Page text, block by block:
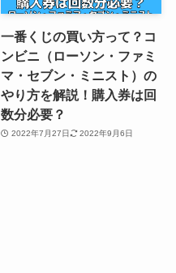
一番くじの買い方って？コ
ンビニ（ローソン・ファミ
マ・セブン・ミニスト）の
やり方を解説！購入券は回
数分必要？
2022年7月27日 2022年9月6日